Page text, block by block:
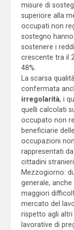
misure di
superiore alla
occupati non
sostegno
sostenere i
crescente tra il
48%.
La scarsa
confermata
irregolarità, i
quelli calcolati
occupato non
beneficiarie
occupazioni
rappresentati
cittadini
Mezzogiorno:
generale,
maggiori
mercato del
rispetto agli
lavorative di